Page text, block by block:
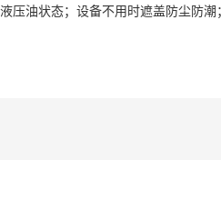
压油状态；设备不用时遮盖防尘防